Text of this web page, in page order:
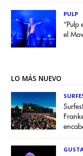
PULP
“Pulp
el
LO MÁS NUEVO